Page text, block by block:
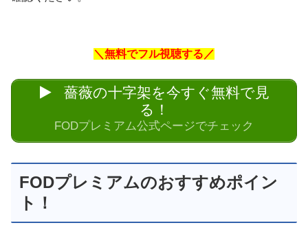
＼無料でフル視聴する／
薔薇の十字架を今すぐ無料で見
る！
FODプレミアム公式ページでチェック
FODプレミアムのおすすめポイン
ト！